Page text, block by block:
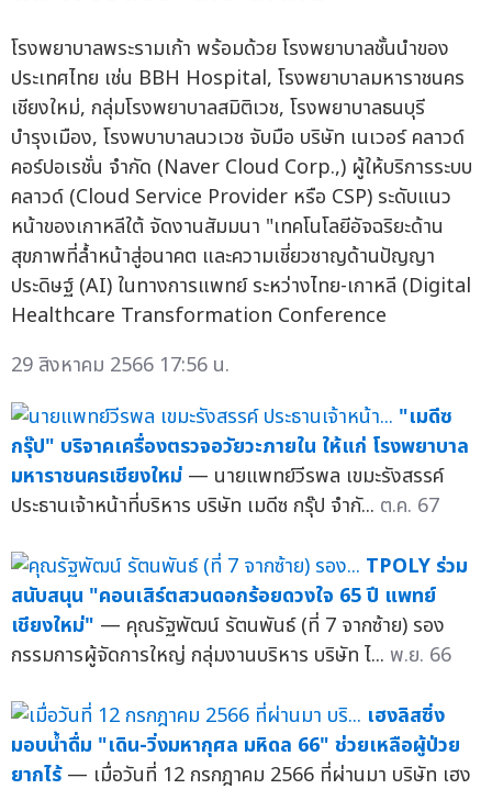
โรงพยาบาลพระรามเก้า พร้อมด้วย โรงพยาบาลชั้นนำของ
ประเทศไทย เช่น BBH Hospital, โรงพยาบาลมหาราชนคร
เชียงใหม่, กลุ่มโรงพยาบาลสมิติเวช, โรงพยาบาลธนบุรี
บำรุงเมือง, โรงพบาบาลนวเวช จับมือ บริษัท เนเวอร์ คลาวด์
คอร์ปอเรชั่น จำกัด (Naver Cloud Corp.,) ผู้ให้บริการระบบ
คลาวด์ (Cloud Service Provider หรือ CSP) ระดับแนว
หน้าของเกาหลีใต้ จัดงานสัมมนา "เทคโนโลยีอัจฉริยะด้าน
สุขภาพที่ล้ำหน้าสู่อนาคต และความเชี่ยวชาญด้านปัญญา
ประดิษฐ์ (AI) ในทางการแพทย์ ระหว่างไทย-เกาหลี (Digital
Healthcare Transformation Conference
29 สิงหาคม 2566 17:56 น.
"เมดีซ
กรุ๊ป" บริจาคเครื่องตรวจอวัยวะภายใน ให้แก่ โรงพยาบาล
มหาราชนครเชียงใหม่ — นายแพทย์วีรพล เขมะรังสรรค์
ประธานเจ้าหน้าที่บริหาร บริษัท เมดีซ กรุ๊ป จำกั... ต.ค. 67
TPOLY ร่วม
สนับสนุน "คอนเสิร์ตสวนดอกร้อยดวงใจ 65 ปี แพทย์
เชียงใหม่" — คุณรัฐพัฒน์ รัตนพันธ์ (ที่ 7 จากซ้าย) รอง
กรรมการผู้จัดการใหญ่ กลุ่มงานบริหาร บริษัท ไ... พ.ย. 66
เฮงลิสซิ่ง
มอบน้ำดื่ม "เดิน-วิ่งมหากุศล มหิดล 66" ช่วยเหลือผู้ป่วย
ยากไร้ — เมื่อวันที่ 12 กรกฎาคม 2566 ที่ผ่านมา บริษัท เฮง